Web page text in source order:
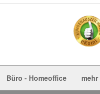
Büro - Homeoffice mehr